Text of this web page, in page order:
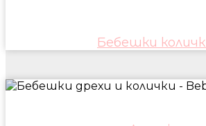
Бебешки